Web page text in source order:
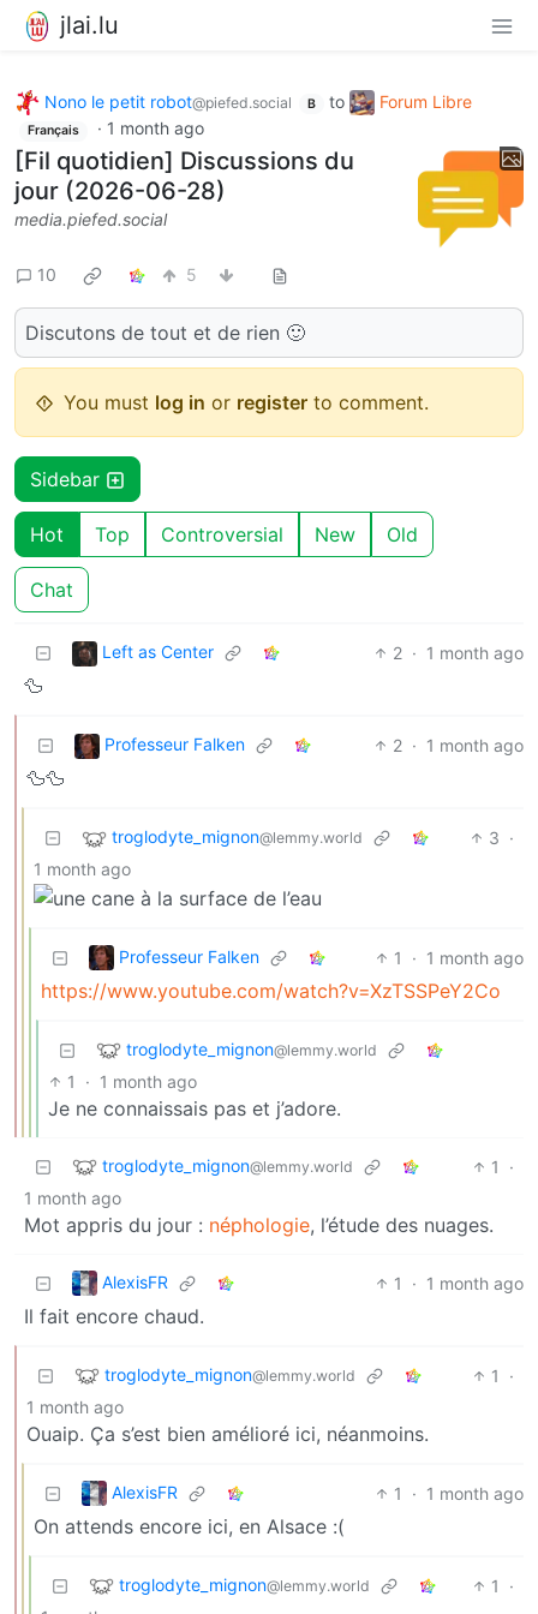
jlai.lu
Nono le petit robot@piefed.social B to Forum Libre
Français · 1 month ago
[Fil quotidien] Discussions du
jour (2026-06-28)
media.piefed.social
10 5
Discutons de tout et de rien 🙂
You must log in or register to comment.
Sidebar
Hot Top Controversial New Old
Chat
Left as Center 2 · 1 month ago
🦆
Professeur Falken 2 · 1 month ago
🦆🦆
troglodyte_mignon@lemmy.world 3 ·
1 month ago
Professeur Falken 1 · 1 month ago
https://www.youtube.com/watch?v=XzTSSPeY2Co
troglodyte_mignon@lemmy.world
1 · 1 month ago
Je ne connaissais pas et j’adore.
troglodyte_mignon@lemmy.world 1
·
1 month ago
Mot appris du jour : néphologie, l’étude des nuages.
AlexisFR 1 · 1 month ago
Il fait encore chaud.
troglodyte_mignon@lemmy.world 1
·
1 month ago
Ouaip. Ça s’est bien amélioré ici, néanmoins.
AlexisFR 1 · 1 month ago
On attends encore ici, en Alsace :(
troglodyte_mignon@lemmy.world 1
·